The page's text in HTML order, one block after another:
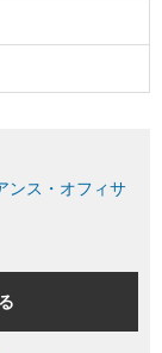
ス・オフィサ